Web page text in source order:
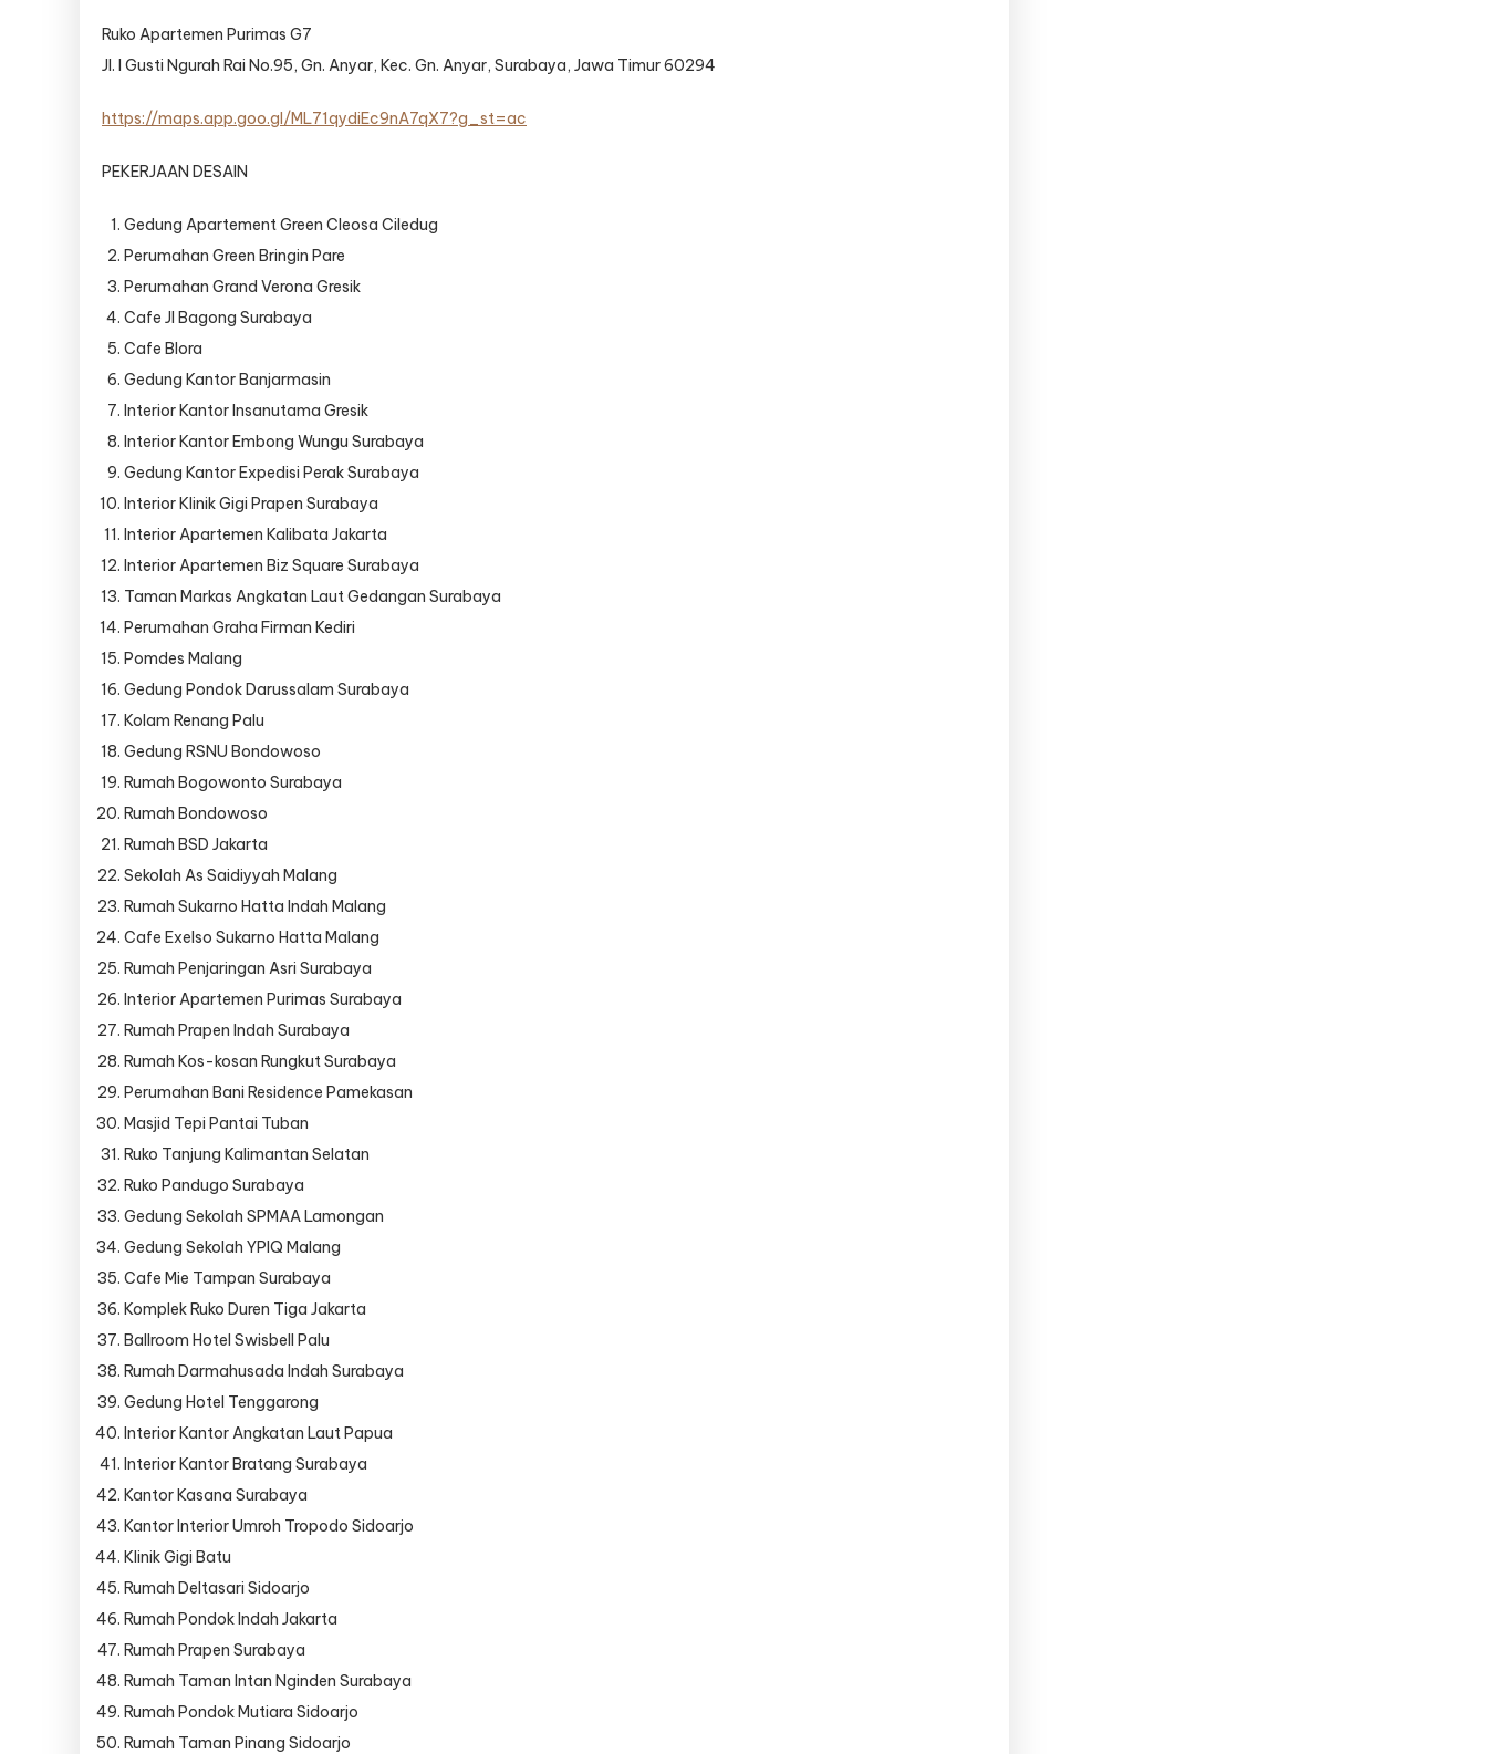
Ruko Apartemen Purimas G7
Jl. I Gusti Ngurah Rai No.95, Gn. Anyar, Kec. Gn. Anyar, Surabaya, Jawa Timur 60294
https://maps.app.goo.gl/ML71qydiEc9nA7qX7?g_st=ac
PEKERJAAN DESAIN
Gedung Apartement Green Cleosa Ciledug
Perumahan Green Bringin Pare
Perumahan Grand Verona Gresik
Cafe Jl Bagong Surabaya
Cafe Blora
Gedung Kantor Banjarmasin
Interior Kantor Insanutama Gresik
Interior Kantor Embong Wungu Surabaya
Gedung Kantor Expedisi Perak Surabaya
Interior Klinik Gigi Prapen Surabaya
Interior Apartemen Kalibata Jakarta
Interior Apartemen Biz Square Surabaya
Taman Markas Angkatan Laut Gedangan Surabaya
Perumahan Graha Firman Kediri
Pomdes Malang
Gedung Pondok Darussalam Surabaya
Kolam Renang Palu
Gedung RSNU Bondowoso
Rumah Bogowonto Surabaya
Rumah Bondowoso
Rumah BSD Jakarta
Sekolah As Saidiyyah Malang
Rumah Sukarno Hatta Indah Malang
Cafe Exelso Sukarno Hatta Malang
Rumah Penjaringan Asri Surabaya
Interior Apartemen Purimas Surabaya
Rumah Prapen Indah Surabaya
Rumah Kos-kosan Rungkut Surabaya
Perumahan Bani Residence Pamekasan
Masjid Tepi Pantai Tuban
Ruko Tanjung Kalimantan Selatan
Ruko Pandugo Surabaya
Gedung Sekolah SPMAA Lamongan
Gedung Sekolah YPIQ Malang
Cafe Mie Tampan Surabaya
Komplek Ruko Duren Tiga Jakarta
Ballroom Hotel Swisbell Palu
Rumah Darmahusada Indah Surabaya
Gedung Hotel Tenggarong
Interior Kantor Angkatan Laut Papua
Interior Kantor Bratang Surabaya
Kantor Kasana Surabaya
Kantor Interior Umroh Tropodo Sidoarjo
Klinik Gigi Batu
Rumah Deltasari Sidoarjo
Rumah Pondok Indah Jakarta
Rumah Prapen Surabaya
Rumah Taman Intan Nginden Surabaya
Rumah Pondok Mutiara Sidoarjo
Rumah Taman Pinang Sidoarjo